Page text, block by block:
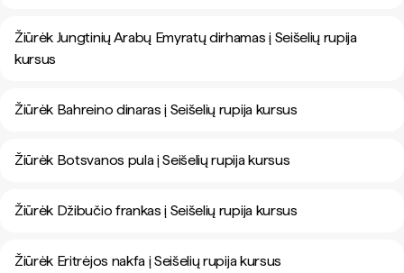
Žiūrėk Jungtinių Arabų Emyratų dirhamas į Seišelių rupija
kursus
Žiūrėk Bahreino dinaras į Seišelių rupija kursus
Žiūrėk Botsvanos pula į Seišelių rupija kursus
Žiūrėk Džibučio frankas į Seišelių rupija kursus
Žiūrėk Eritrėjos nakfa į Seišelių rupija kursus